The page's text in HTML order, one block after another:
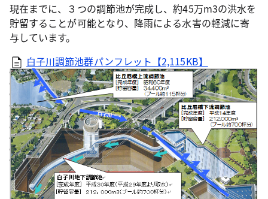
現在までに、３つの調節池が完成し、約45万m3の洪水を
貯留することが可能となり、降雨による水害の軽減に寄
与しています。
白子川調節池群パンフレット【2,115KB】